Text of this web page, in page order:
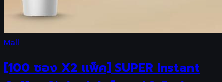
Mall
[100 ซอง X2 แพ็ค] SUPER Instant